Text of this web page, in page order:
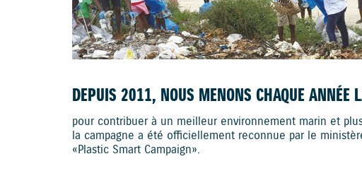
DEPUIS 2011, NOUS MENONS CHAQUE ANNÉE
pour contribuer à un meilleur environnement marin et
la campagne a été officiellement reconnue par le
«Plastic Smart Campaign».